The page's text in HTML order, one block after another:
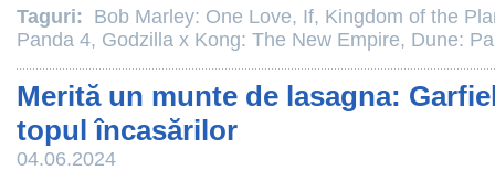
Taguri: Bob Marley: One Love, If, Kingdom of the
Panda 4, Godzilla x Kong: The New Empire, Dune:
Merită un munte de lasagna:
topul încasărilor
04.06.2024